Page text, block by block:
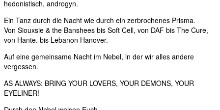
hedonistisch, androgyn.
Ein Tanz durch die Nacht wie durch ein zerbrochenes Prisma.
Von Siouxsie & the Banshees bis Soft Cell, von DAF bis The Cure,
von Hante. bis Lebanon Hanover.
Auf eine gemeinsame Nacht im Nebel, in der wir alles andere
vergessen.
AS ALWAYS: BRING YOUR LOVERS, YOUR DEMONS, YOUR
EYELINER!